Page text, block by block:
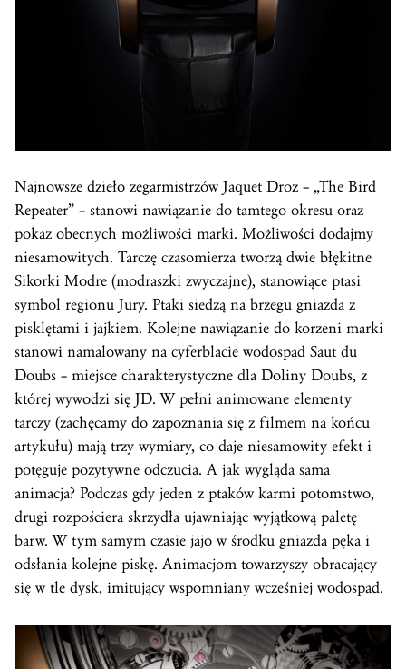
Najnowsze dzieło zegarmistrzów Jaquet Droz – „The Bird
Repeater” – stanowi nawiązanie do tamtego okresu oraz
pokaz obecnych możliwości marki. Możliwości dodajmy
niesamowitych. Tarczę czasomierza tworzą dwie błękitne
Sikorki Modre (modraszki zwyczajne), stanowiące ptasi
symbol regionu Jury. Ptaki siedzą na brzegu gniazda z
pisklętami i jajkiem. Kolejne nawiązanie do korzeni marki
stanowi namalowany na cyferblacie wodospad Saut du
Doubs – miejsce charakterystyczne dla Doliny Doubs, z
której wywodzi się JD. W pełni animowane elementy
tarczy (zachęcamy do zapoznania się z filmem na końcu
artykułu) mają trzy wymiary, co daje niesamowity efekt i
potęguje pozytywne odczucia. A jak wygląda sama
animacja? Podczas gdy jeden z ptaków karmi potomstwo,
drugi rozpościera skrzydła ujawniając wyjątkową paletę
barw. W tym samym czasie jajo w środku gniazda pęka i
odsłania kolejne piskę. Animacjom towarzyszy obracający
się w tle dysk, imitujący wspomniany wcześniej wodospad.